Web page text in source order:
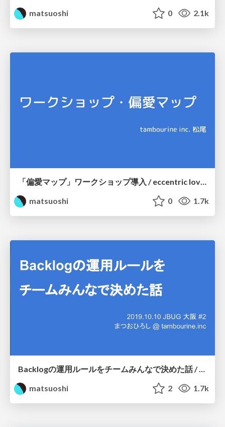
matsuoshi
0 2.1k
matsuoshi
0 1.7k
Backlogの運用ルールをチームみんなで決めた話 / JBUG Osaka 2
matsuoshi
2 1.7k